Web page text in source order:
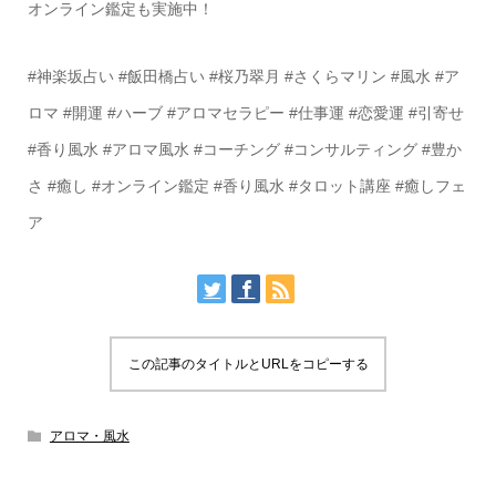
オンライン鑑定も実施中！
#神楽坂占い #飯田橋占い #桜乃翠月 #さくらマリン #風水 #ア
ロマ #開運 #ハーブ #アロマセラピー #仕事運 #恋愛運 #引寄せ
#香り風水 #アロマ風水 #コーチング #コンサルティング #豊か
さ #癒し #オンライン鑑定 #香り風水 #タロット講座 #癒しフェ
ア
この記事のタイトルとURLをコピーする
アロマ・風水